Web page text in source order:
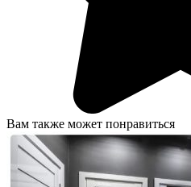
Вам также может понравиться